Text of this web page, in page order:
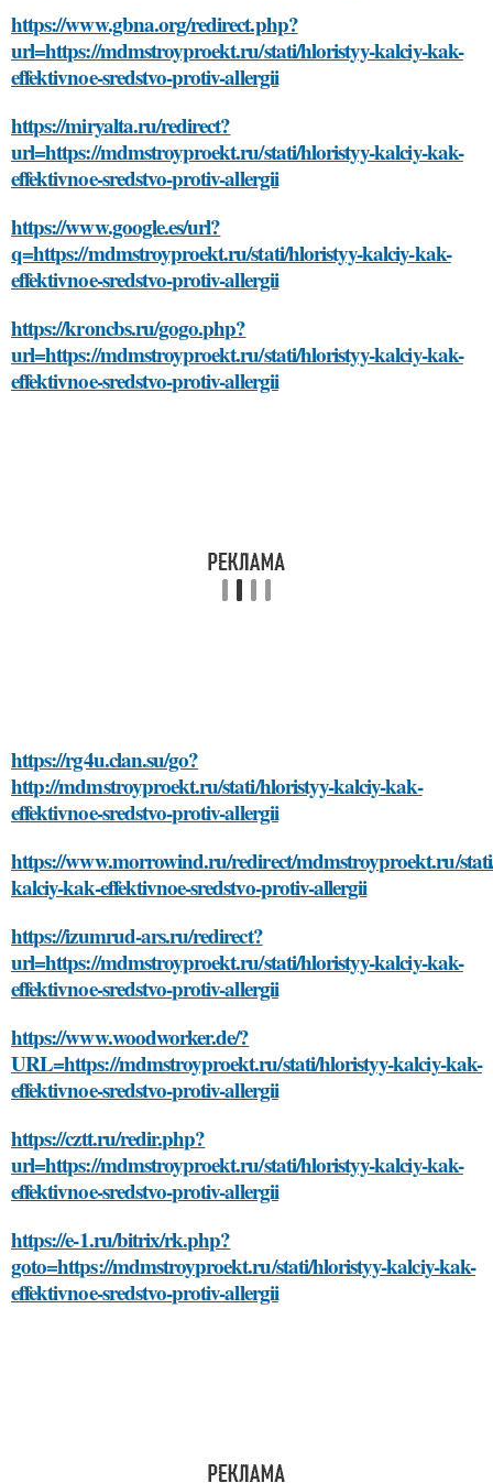
https://www.gbna.org/redirect.php?
url=https://mdmstroyproekt.ru/stati/hloristyy-kalciy-kak-
effektivnoe-sredstvo-protiv-allergii
https://miryalta.ru/redirect?
url=https://mdmstroyproekt.ru/stati/hloristyy-kalciy-kak-
effektivnoe-sredstvo-protiv-allergii
https://www.google.es/url?
q=https://mdmstroyproekt.ru/stati/hloristyy-kalciy-kak-
effektivnoe-sredstvo-protiv-allergii
https://kroncbs.ru/gogo.php?
url=https://mdmstroyproekt.ru/stati/hloristyy-kalciy-kak-
effektivnoe-sredstvo-protiv-allergii
https://rg4u.clan.su/go?
http://mdmstroyproekt.ru/stati/hloristyy-kalciy-kak-
effektivnoe-sredstvo-protiv-allergii
https://www.morrowind.ru/redirect/mdmstroyproekt.ru/
kalciy-kak-effektivnoe-sredstvo-protiv-allergii
https://izumrud-ars.ru/redirect?
url=https://mdmstroyproekt.ru/stati/hloristyy-kalciy-kak-
effektivnoe-sredstvo-protiv-allergii
https://www.woodworker.de/?
URL=https://mdmstroyproekt.ru/stati/hloristyy-kalciy-kak-
effektivnoe-sredstvo-protiv-allergii
https://cztt.ru/redir.php?
url=https://mdmstroyproekt.ru/stati/hloristyy-kalciy-kak-
effektivnoe-sredstvo-protiv-allergii
https://e-1.ru/bitrix/rk.php?
goto=https://mdmstroyproekt.ru/stati/hloristyy-kalciy-kak-
effektivnoe-sredstvo-protiv-allergii